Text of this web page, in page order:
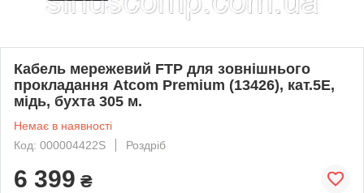
Кабель мережевий FTP для зовнішнього
прокладання Atcom Premium (13426), кат.5Е,
мідь, бухта 305 м.
Немає в наявності
Код: 000004422S
Роздріб
6 399 ₴